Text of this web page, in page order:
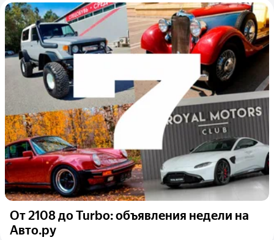
От 2108 до Turbo: объявления недели на
Авто.ру